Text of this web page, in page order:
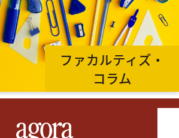
ファカルティズ・
コラム